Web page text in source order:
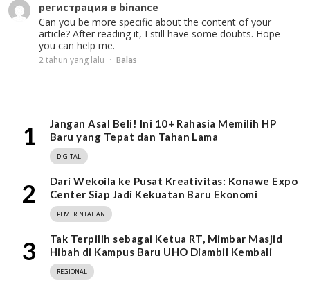
регистрация в binance
Can you be more specific about the content of your
article? After reading it, I still have some doubts. Hope
you can help me.
2 tahun yang lalu Balas
1
Jangan Asal Beli! Ini 10+ Rahasia Memilih HP
Baru yang Tepat dan Tahan Lama
DIGITAL
2
Dari Wekoila ke Pusat Kreativitas: Konawe Expo
Center Siap Jadi Kekuatan Baru Ekonomi
PEMERINTAHAN
3
Tak Terpilih sebagai Ketua RT, Mimbar Masjid
Hibah di Kampus Baru UHO Diambil Kembali
REGIONAL